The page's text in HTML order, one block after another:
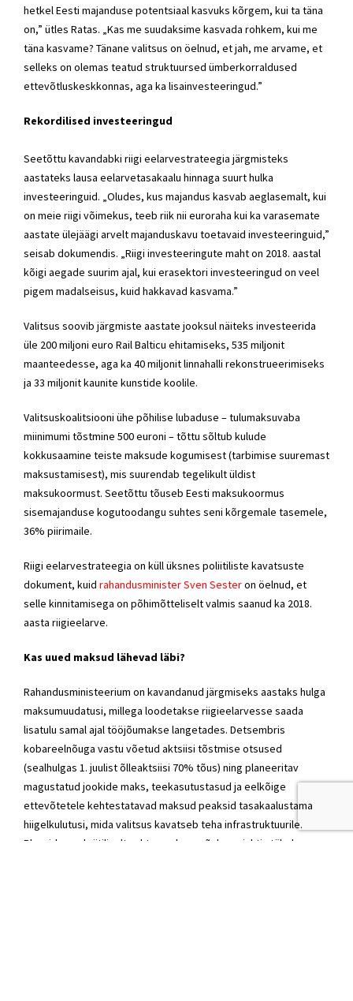
hetkel Eesti majanduse potentsiaal kasvuks kõrgem, kui ta täna
on,” ütles Ratas. „Kas me suudaksime kasvada rohkem, kui me
täna kasvame? Tänane valitsus on öelnud, et jah, me arvame, et
selleks on olemas teatud struktuursed ümberkorraldused
ettevõtluskeskkonnas, aga ka lisainvesteeringud.”
Rekordilised investeeringud
Seetõttu kavandabki riigi eelarvestrateegia järgmisteks
aastateks lausa eelarvetasakaalu hinnaga suurt hulka
investeeringuid. „Oludes, kus majandus kasvab aeglasemalt, kui
on meie riigi võimekus, teeb riik nii euroraha kui ka varasemate
aastate ülejäägi arvelt majanduskavu toetavaid investeeringuid,”
seisab dokumendis. „Riigi investeeringute maht on 2018. aastal
kõigi aegade suurim ajal, kui erasektori investeeringud on veel
pigem madalseisus, kuid hakkavad kasvama.”
Valitsus soovib järgmiste aastate jooksul näiteks investeerida
üle 200 miljoni euro Rail Balticu ehitamiseks, 535 miljonit
maanteedesse, aga ka 40 miljonit linnahalli rekonstrueerimiseks
ja 33 miljonit kaunite kunstide koolile.
Valitsuskoalitsiooni ühe põhilise lubaduse – tulumaksuvaba
miinimumi tõstmine 500 euroni – tõttu sõltub kulude
kokkusaamine teiste maksude kogumisest (tarbimise suuremast
maksustamisest), mis suurendab tegelikult üldist
maksukoormust. Seetõttu tõuseb Eesti maksukoormus
sisemajanduse kogutoodangu suhtes seni kõrgemale tasemele,
36% piirimaile.
Riigi eelarvestrateegia on küll üksnes poliitiliste kavatsuste
dokument, kuid rahandusminister Sven Sesteron öelnud, et
selle kinnitamisega on põhimõtteliselt valmis saanud ka 2018.
aasta riigieelarve.
Kas uued maksud lähevad läbi?
Rahandusministeerium on kavandanud järgmiseks aastaks hulga
maksumuudatusi, millega loodetakse riigieelarvesse saada
lisatulu samal ajal tööjõumakse langetades. Detsembris
kobareelnõuga vastu võetud aktsiisi tõstmise otsused
(sealhulgas 1. juulist õlleaktsiisi 70% tõus) ning planeeritav
magustatud jookide maks, teekasutustasud ja eelkõige
ettevõtetele kehtestatavad maksud peaksid tasakaalustama
hiigelkulutusi, mida valitsus kavatseb teha infrastruktuurile.
Plaanidesse kriitiliselt suhtuv eelarvenõukogu juhtis tähelepanu